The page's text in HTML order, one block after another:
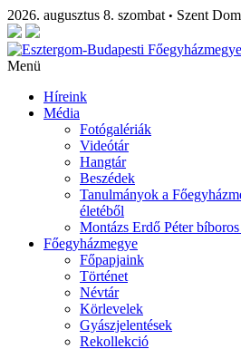
2026. augusztus 8. szombat • Szent
Menü
Híreink
Média
Fotógalériák
Videótár
Hangtár
Beszédek
Tanulmányok a
életéből
Montázs Erdő Péter
Főegyházmegye
Főpapjaink
Történet
Névtár
Körlevelek
Gyászjelentések
Rekollekció